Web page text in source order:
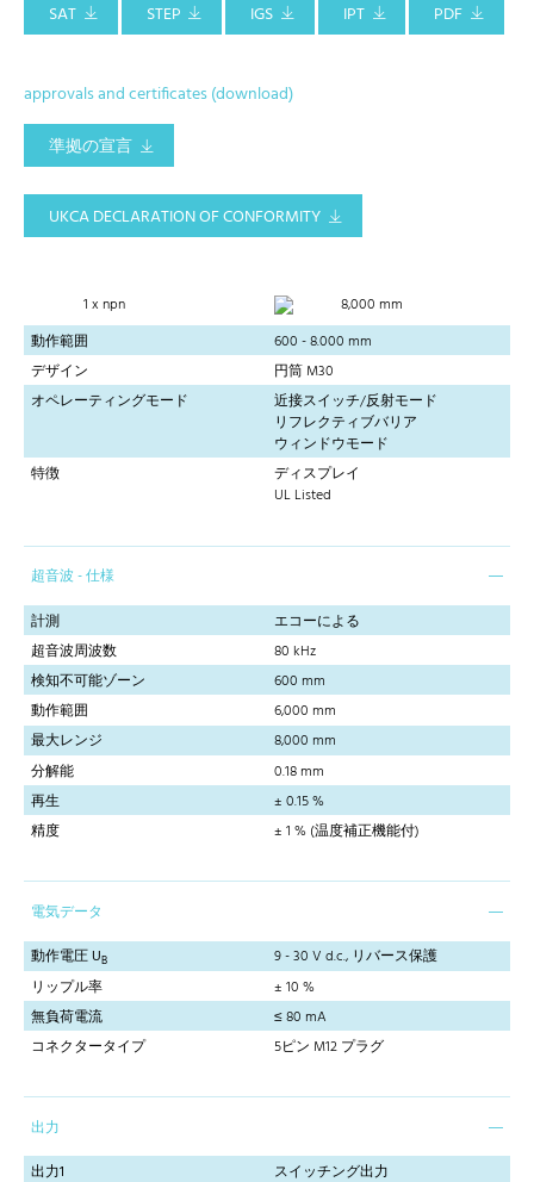
SAT
STEP IGS IPT PDF
approvals and certificates (download)
準拠の宣言
UKCA DECLARATION OF CONFORMITY
1 x npn
8,000 mm
動作範囲
600 - 8.000 mm
デザイン
円筒 M30
オペレーティングモード
近接スイッチ/反射モード
リフレクティブバリア
ウィンドウモード
特徴
ディスプレイ
UL Listed
超音波 - 仕様
計測
エコーによる
超音波周波数
80 kHz
検知不可能ゾーン
600 mm
動作範囲
6,000 mm
最大レンジ
8,000 mm
分解能
0.18 mm
再生
± 0.15 %
精度
± 1 % (温度補正機能付)
電気データ
動作電圧 UB
9 - 30 V d.c., リバース保護
リップル率
± 10 %
無負荷電流
≤ 80 mA
コネクタータイプ
5ピン M12 プラグ
出力
出力1
スイッチング出力